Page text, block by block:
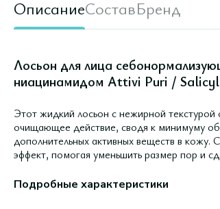
ОписаниеСоставБренд
Лосьон для лица
ниацинамидом Attivi Puri /
Этот жидкий лосьон с нежирной
очищающее действие, сводя к минимуму
дополнительных активных веществ в кожу.
эффект, помогая уменьшить размер пор и
Подробные характеристики